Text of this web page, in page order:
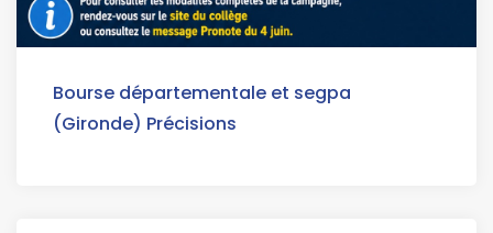
Bourse départementale et segpa
(Gironde) Précisions